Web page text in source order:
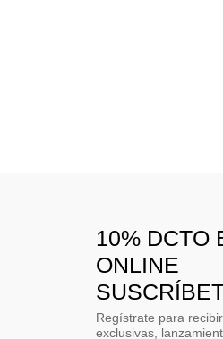
10% DCTO
ONLINE
Regístrate para
exclusivas,